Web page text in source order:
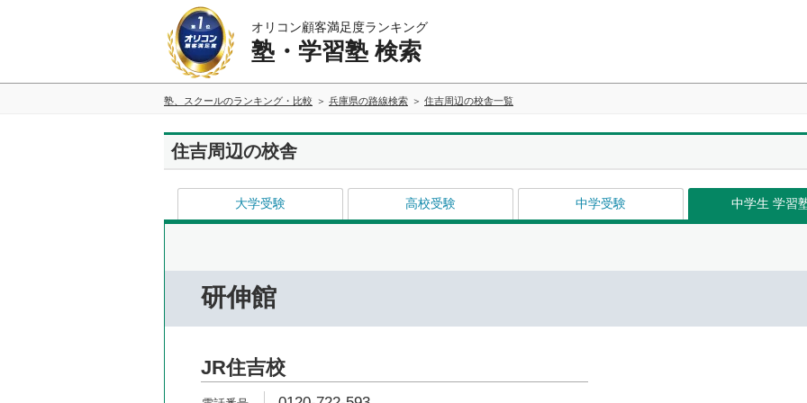
オリコン顧客満足度ランキング
塾・学習塾 検索
塾、スクールのランキング・比較 兵庫県の路線検索 住吉周辺の校舎一覧
住吉周辺の校舎
大学受験 高校受験 中学受験 中学生 学習
研伸館
JR住吉校